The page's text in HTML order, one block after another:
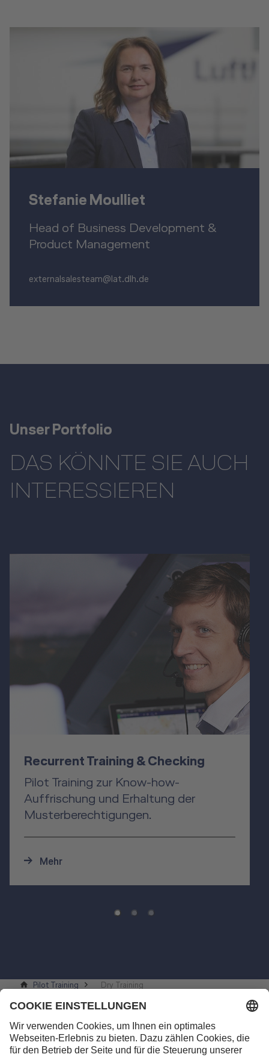
Stefanie Moulliet
Head of Business Development &
Product Management
externalsalesteam@lat.dlh.de
Unser Portfolio
DAS KÖNNTE SIE AUCH
INTERESSIEREN
Recurrent Training & Checking
Pilot Training zur Know-how-
Auffrischung und Erhaltung der
Musterberechtigungen.
Mehr
Pilot Training Dry Training